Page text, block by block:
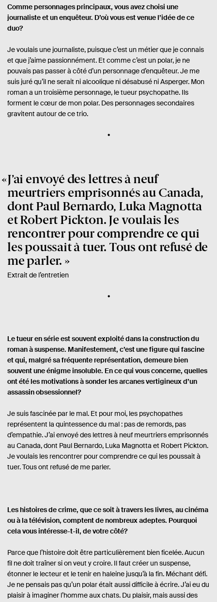
v
r
i
é
a
g
Comme personnages principaux, vous avez choisi une
journaliste et un enquêteur. D’où vous est venue l’idée de ce
duo?
Je voulais une journaliste, puisque c’est un métier que je connais
et que j’aime passionnément. Et comme c’est un polar, je ne
pouvais pas passer à côté d’un personnage d’enquêteur. Je me
suis juré qu’il ne serait ni alcoolique ni désabusé ni Asperger. Mon
roman a un troisième personnage, le tueur psychopathe. Ils
forment le cœur de mon polar. Des personnages secondaires
gravitent autour de ce trio.
J’ai envoyé des lettres à neuf
meurtriers emprisonnés au Canada,
dont Paul Bernardo, Luka Magnotta
et Robert Pickton. Je voulais les
rencontrer pour comprendre ce qui
les poussait à tuer. Tous ont refusé de
me parler.
Extrait de l’entretien
Le tueur en série est souvent exploité dans la construction du
roman à suspense. Manifestement, c’est une figure qui fascine
et qui, malgré sa fréquente représentation, demeure bien
souvent une énigme insoluble. En ce qui vous concerne, quelles
ont été les motivations à sonder les arcanes vertigineux d’un
assassin obsessionnel?
Je suis fascinée par le mal. Et pour moi, les psychopathes
représentent la quintessence du mal : pas de remords, pas
d’empathie. J’ai envoyé des lettres à neuf meurtriers emprisonnés
au Canada, dont Paul Bernardo, Luka Magnotta et Robert Pickton.
Je voulais les rencontrer pour comprendre ce qui les poussait à
tuer. Tous ont refusé de me parler.
Les histoires de crime, que ce soit à travers les livres, au cinéma
ou à la télévision, comptent de nombreux adeptes. Pourquoi
cela vous intéresse-t-il, de votre côté?
Parce que l’histoire doit être particulièrement bien ficelée. Aucun
fil ne doit traîner si on veut y croire. Il faut créer un suspense,
étonner le lecteur et le tenir en haleine jusqu’à la fin. Méchant défi.
Je ne pensais pas qu’un polar était aussi difficile à écrire. J’ai eu du
plaisir à imaginer l’homme aux chats. Du plaisir, mais aussi des